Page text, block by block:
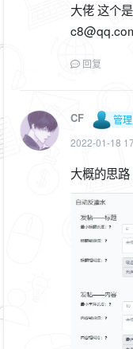
大佬 这个
回复
CF
管
2022-01-18
大概的思路